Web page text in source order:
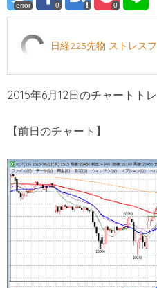
error 0 0
日経225先物 ストレス
2015年6月12日のチャートト
【前日のチャート】